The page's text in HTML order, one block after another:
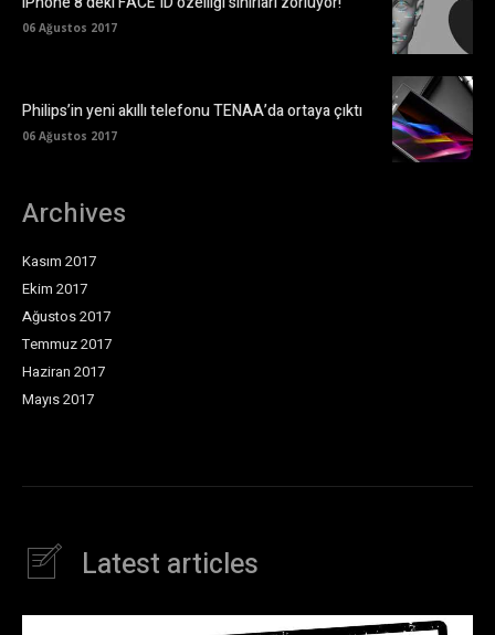
06 Ağustos 2017
Philips’in yeni akıllı telefonu TENAA’da ortaya çıktı
06 Ağustos 2017
Archives
Kasım 2017
Ekim 2017
Ağustos 2017
Temmuz 2017
Haziran 2017
Mayıs 2017
Latest articles